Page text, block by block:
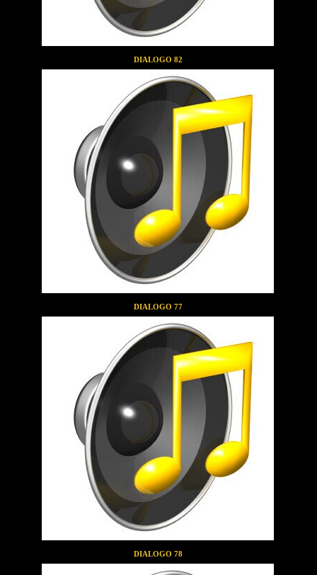
DIALOGO 82
DIALOGO 77
DIALOGO 78